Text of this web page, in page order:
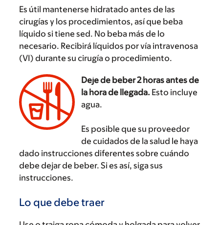
Es útil mantenerse hidratado antes de las
cirugías y los procedimientos, así que beba
líquido si tiene sed. No beba más de lo
necesario. Recibirá líquidos por vía intravenosa
(VI) durante su cirugía o procedimiento.
Deje de beber 2 horas antes de
la hora de llegada. Esto incluye
agua.
Es posible que su proveedor
de cuidados de la salud le haya
dado instrucciones diferentes sobre cuándo
debe dejar de beber. Si es así, siga sus
instrucciones.
Lo que debe traer